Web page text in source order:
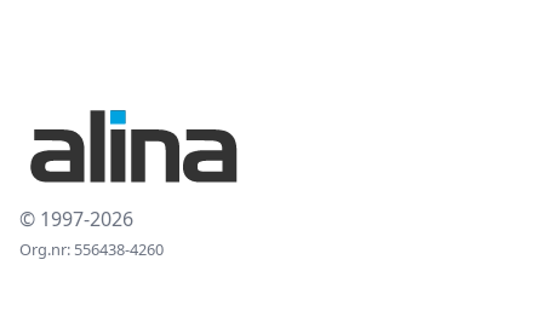
© 1997-2026
Org.nr: 556438-4260